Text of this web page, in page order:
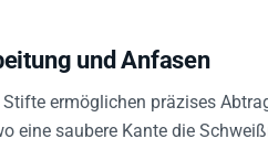
und Anfasen
Stifte ermöglichen präzises
eine saubere Kante die